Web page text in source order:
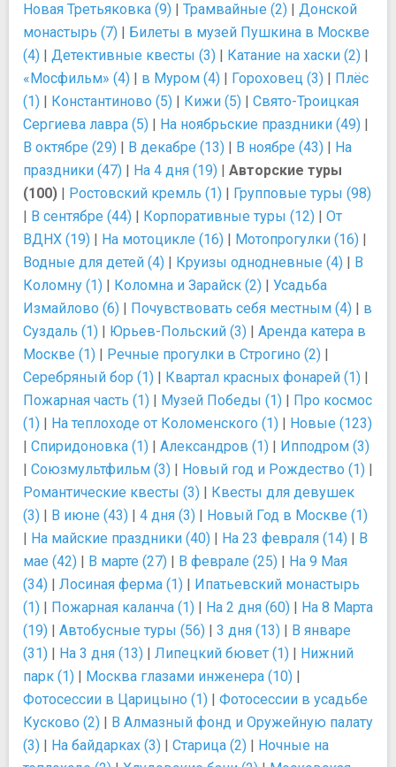
Новая Третьяковка (9) | Трамвайные (2) | Донской
монастырь (7) | Билеты в музей Пушкина в Москве
(4) | Детективные квесты (3) | Катание на хаски (2) |
«Мосфильм» (4) | в Муром (4) | Гороховец (3) | Плёс
(1) | Константиново (5) | Кижи (5) | Свято-Троицкая
Сергиева лавра (5) | На ноябрьские праздники (49) |
В октябре (29) | В декабре (13) | В ноябре (43) | На
праздники (47) | На 4 дня (19) | Авторские туры
(100) | Ростовский кремль (1) | Групповые туры (98)
| В сентябре (44) | Корпоративные туры (12) | От
ВДНХ (19) | На мотоцикле (16) | Мотопрогулки (16) |
Водные для детей (4) | Круизы однодневные (4) | В
Коломну (1) | Коломна и Зарайск (2) | Усадьба
Измайлово (6) | Почувствовать себя местным (4) | в
Суздаль (1) | Юрьев-Польский (3) | Аренда катера в
Москве (1) | Речные прогулки в Строгино (2) |
Серебряный бор (1) | Квартал красных фонарей (1) |
Пожарная часть (1) | Музей Победы (1) | Про космос
(1) | На теплоходе от Коломенского (1) | Новые (123)
| Спиридоновка (1) | Александров (1) | Ипподром (3)
| Союзмультфильм (3) | Новый год и Рождество (1) |
Романтические квесты (3) | Квесты для девушек
(3) | В июне (43) | 4 дня (3) | Новый Год в Москве (1)
| На майские праздники (40) | На 23 февраля (14) | В
мае (42) | В марте (27) | В феврале (25) | На 9 Мая
(34) | Лосиная ферма (1) | Ипатьевский монастырь
(1) | Пожарная каланча (1) | На 2 дня (60) | На 8 Марта
(19) | Автобусные туры (56) | 3 дня (13) | В январе
(31) | На 3 дня (13) | Липецкий бювет (1) | Нижний
парк (1) | Москва глазами инженера (10) |
Фотосессии в Царицыно (1) | Фотосессии в усадьбе
Кусково (2) | В Алмазный фонд и Оружейную палату
(3) | На байдарках (3) | Старица (2) | Ночные на